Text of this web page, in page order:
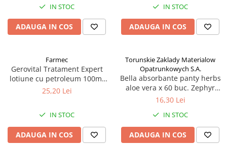
IN STOC
ADAUGA IN COS
IN STOC
ADAUGA IN COS
Farmec
Gerovital Tratament Expert
lotiune cu petroleum 100ml
Zephyr Labs
25,20 Lei
IN STOC
ADAUGA IN COS
Torunskie Zaklady Materialow
Opatrunkowych S.A.
Bella absorbante panty herbs
aloe vera x 60 buc. Zephyr
Labs
16,30 Lei
IN STOC
ADAUGA IN COS